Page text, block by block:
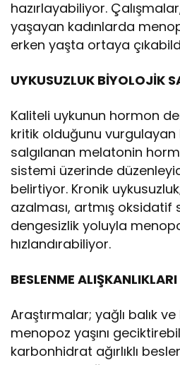
hazırlayabiliyor.
yaşayan kadınlarda
erken yaşta ortaya
UYKUSUZLUK BİYOLOJİK
Kaliteli uykunun hormon
kritik olduğunu vurgulayan
salgılanan melatonin
sistemi üzerinde
belirtiyor. Kronik
azalması, artmış
dengesizlik yoluyla
hızlandırabiliyor.
BESLENME
Araştırmalar; yağlı balık
menopoz yaşını
karbonhidrat ağırlıklı